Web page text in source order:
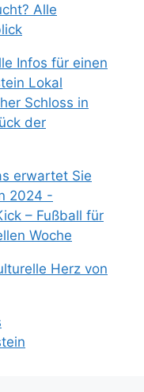
Alle
Infos für einen
Lokal
Schloss in
der
erwartet Sie
2024 -
– Fußball für
Woche
Herz von